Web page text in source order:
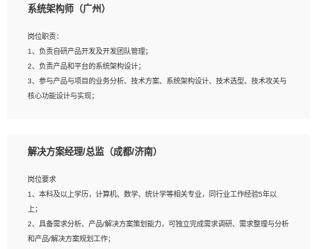
2、1年以上Golang开发工作经验，能独立完成相应项目开发；
与实现，熟悉常用开源框架及设计模式；
4、熟悉Golang、连接池、消息队列等组件使用、熟悉后端开发、测试、调试流程
跟工具使用；
5、对技术有激情，喜欢钻研，能快速接受和掌握新技术，学习能力和工作责任心
强，良好的沟通表达能力和团队协作能力。
系统架构师（广州）
岗位职责：
1、负责自研产品开发及开发团队管理；
2、负责产品和平台的系统架构设计；
3、参与产品与项目的业务分析、技术方案、系统架构设计、技术选型、技术攻关与
核心功能设计与实现；
岗位要求：
1、全日制统招本科及以上学历，计算机相关专业毕业，5年以上开发工作经验；
2、具有扎实的java编程功底和良好的编码习惯，有分布式、多线程及高并发系统开
发经验和性能调优经验尤佳；熟悉JVM调优；掌握基础中间件、基础架构方案和云
平台、云产品功能特性，熟练使用相关平台的功能和了解其背后实现机制；
解决方案经理/总监（成都/济南）
岗位要求
1、本科及以上学历，计算机、数学、统计学等相关专业，同行业工作经验5年以
上；
2、具备需求分析、产品/解决方案策划能力，可独立完成需求调研、需求整理与分析
和产品/解决方案规划工作；